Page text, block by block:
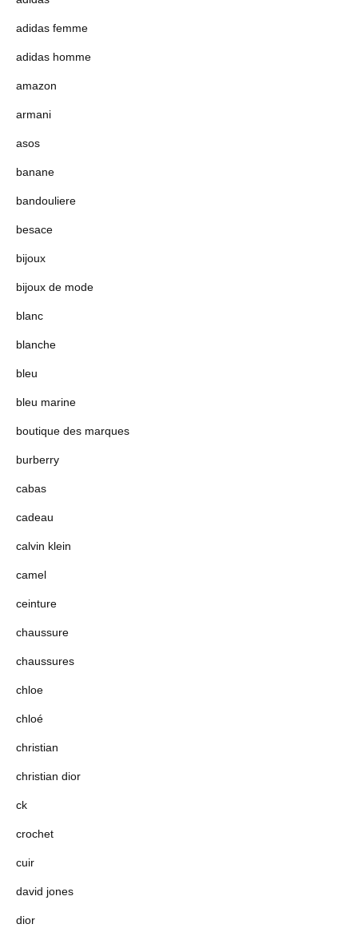
adidas femme
adidas homme
amazon
armani
asos
banane
bandouliere
besace
bijoux
bijoux de mode
blanc
blanche
bleu
bleu marine
boutique des marques
burberry
cabas
cadeau
calvin klein
camel
ceinture
chaussure
chaussures
chloe
chloé
christian
christian dior
ck
crochet
cuir
david jones
dior